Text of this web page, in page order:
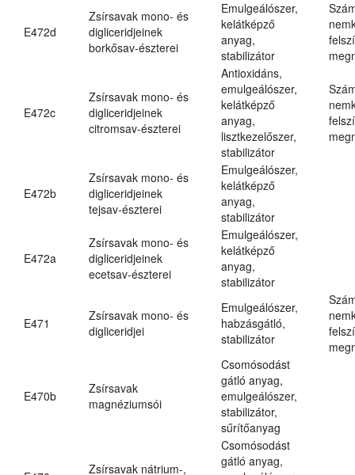
E472d
Zsírsavak mono- és
digliceridjeinek
borkősav-észterei
Emulgeálószer,
kelátképző
anyag,
stabilizátor
E472c
Zsírsavak mono- és
digliceridjeinek
citromsav-észterei
Antioxidáns,
emulgeálószer,
kelátképző
anyag,
lisztkezelőszer,
stabilizátor
E472b
Zsírsavak mono- és
digliceridjeinek
tejsav-észterei
Emulgeálószer,
kelátképző
anyag,
stabilizátor
E472a
Zsírsavak mono- és
digliceridjeinek
ecetsav-észterei
Emulgeálószer,
kelátképző
anyag,
stabilizátor
E471
Zsírsavak mono- és
digliceridjei
Emulgeálószer,
habzásgátló,
stabilizátor
E470b
Zsírsavak
magnéziumsói
Csomósodást
gátló anyag,
emulgeálószer,
stabilizátor,
sűrítőanyag
Zsírsavak nátrium-,
Csomósodást
gátló anyag,